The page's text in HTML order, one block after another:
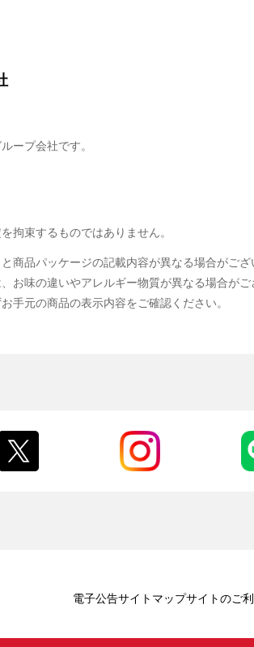
ープ会社です。
拘束するものではありません。
商品パッケージの記載内容が異なる場合がござ
お味の違いやアレルギー物質が異なる場合がご
手元の商品の表示内容をご確認ください。
電子公告サイトマップサイトのご